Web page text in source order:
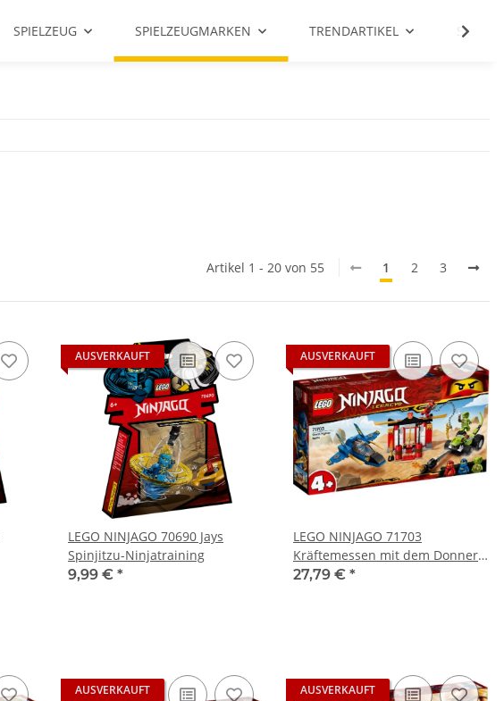
SPIELZEUG SPIELZEUGMARKEN TRENDARTIKEL SALE %
Artikel 1 - 20 von 55 1 2 3
AUSVERKAUFT
LEGO NINJAGO 70690 Jays
Spinjitzu-Ninjatraining
9,99 € *
AUSVERKAUFT
LEGO NINJAGO 71703
Kräftemessen mit dem Donner-
Jet
27,79 € *
AUSVERKAUFT AUSVERKAUFT